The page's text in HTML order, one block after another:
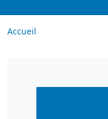
Accueil